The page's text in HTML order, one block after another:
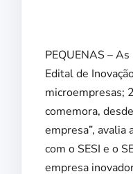
PEQUENAS –
Edital de
microempresas;
comemora,
empresa”, avalia
com o SESI e o
empresa